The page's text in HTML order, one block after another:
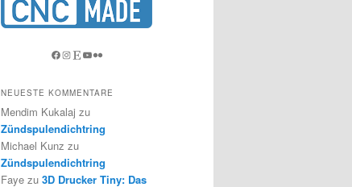
Facebook
Instagram
EtsyYouTube
Flickr
NEUESTE KOMMENTARE
Mendim Kukalaj zu
Zündspulendichtring
Michael Kunz zu
Zündspulendichtring
Faye zu 3D Drucker Tiny: Das